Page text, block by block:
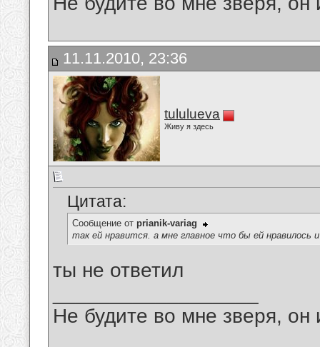
11.11.2010, 23:36
tululueva
Живу я здесь
Цитата:
Сообщение от prianik-variag
так ей нравится. а мне главное что бы ей нравилось и
ты не ответил
Не будите во мне зверя, он